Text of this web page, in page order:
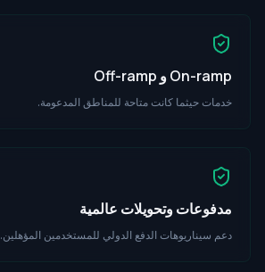
On-ramp و Off-ramp
خدمات حيثما كانت متاحة للمناطق المدعومة.
مدفوعات وتحويلات عالمية
دعم سيناريوهات الدفع الدولي للمستخدمين المؤهلين.